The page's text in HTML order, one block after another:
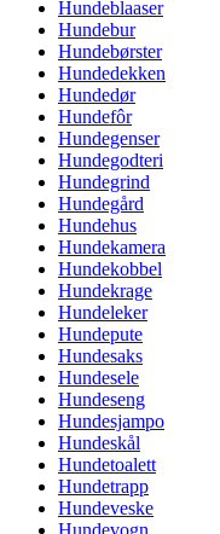
Hundeblaaser
Hundebur
Hundebørster
Hundedekken
Hundedør
Hundefôr
Hundegenser
Hundegodteri
Hundegrind
Hundegård
Hundehus
Hundekamera
Hundekobbel
Hundekrage
Hundeleker
Hundepute
Hundesaks
Hundesele
Hundeseng
Hundesjampo
Hundeskål
Hundetoalett
Hundetrapp
Hundeveske
Hundevogn